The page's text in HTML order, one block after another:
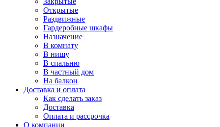
Открытые
Раздвижные
Гардеробные шкафы
Назначение
В комнату
В нишу
В спальню
В частный дом
На балкон
Доставка и оплата
Как сделать заказ
Доставка
Оплата и рассрочка
О компании